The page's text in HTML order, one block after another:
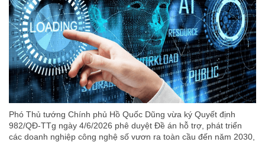
Phó Thủ tướng Chính phủ Hồ Quốc Dũng vừa ký Quyết định
982/QĐ-TTg ngày 4/6/2026 phê duyệt Đề án hỗ trợ, phát triển
các doanh nghiệp công nghệ số vươn ra toàn cầu đến năm 2030,